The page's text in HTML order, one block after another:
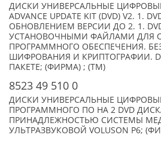
ДИСКИ УНИВЕРСАЛЬНЫЕ ЦИФРОВЫЕ
ADVANCE UPDATE KIT (DVD) V2. 1.
ОБНОВЛЕНИЕМ ВЕРСИИ ДО 2. 1.
УСТАНОВОЧНЫМИ ФАЙЛАМИ ДЛЯ
ПРОГРАММНОГО ОБЕСПЕЧЕНИЯ.
ШИФРОВАНИЯ И КРИПТОГРАФИИ.
ПАКЕТЕ; (ФИРМА) ; (TM)
8523 49 510 0
ДИСКИ УНИВЕРСАЛЬНЫЕ
ПРОГРАММНОГО ПО НА 2 DVD
ПРИНАДЛЕЖНОСТЬЮ СИСТЕМЫ
УЛЬТРАЗВУКОВОЙ VOLUSON P6;